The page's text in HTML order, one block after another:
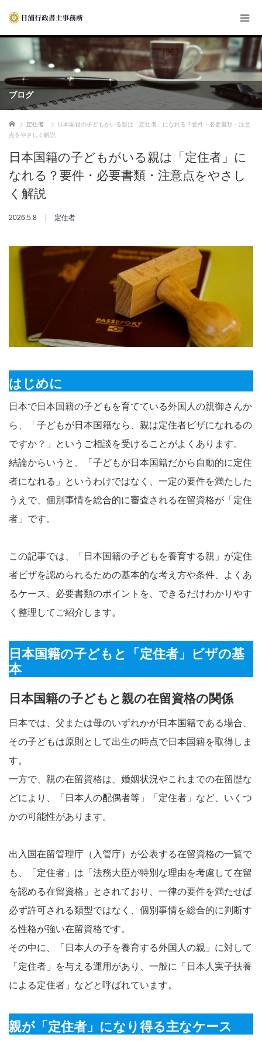
ブログ
ホーム 定住者
日本国籍の子どもがいる親は「定住者」になれる？要件・必要書類・注意
点をやさしく解説
日本国籍の子どもがいる親は「定住者」に
なれる？要件・必要書類・注意点をやさし
く解説
2026.5.8 定住者
はじめに
日本で日本国籍の子どもを育てている外国人の親御さんか
ら、「子どもが日本国籍なら、親は定住者ビザになれるの
ですか？」というご相談を受けることがよくあります。
結論からいうと、「子どもが日本国籍だから自動的に定住
者になれる」というわけではなく、一定の要件を満たした
うえで、個別事情を総合的に審査される在留資格が「定住
者」です。
この記事では、「日本国籍の子どもを養育する親」が定住
者ビザを認められるための基本的な考え方や条件、よくあ
るケース、必要書類のポイントを、できるだけわかりやす
く整理してご紹介します。
日本国籍の子どもと「定住者」ビザの基
本
日本国籍の子どもと親の在留資格の関係
日本では、父または母のいずれかが日本国籍である場合、
その子どもは原則として出生の時点で日本国籍を取得しま
す。
一方で、親の在留資格は、婚姻状況やこれまでの在留歴な
どにより、「日本人の配偶者等」「定住者」など、いくつ
かの可能性があります。
出入国在留管理庁（入管庁）が公表する在留資格の一覧で
も、「定住者」は「法務大臣が特別な理由を考慮して在留
を認める在留資格」とされており、一律の要件を満たせば
必ず許可される類型ではなく、個別事情を総合的に判断す
る性格が強い在留資格です。
その中に、「日本人の子を養育する外国人の親」に対して
「定住者」を与える運用があり、一般に「日本人実子扶養
による定住者」などと呼ばれています。
親が「定住者」になり得る主なケース